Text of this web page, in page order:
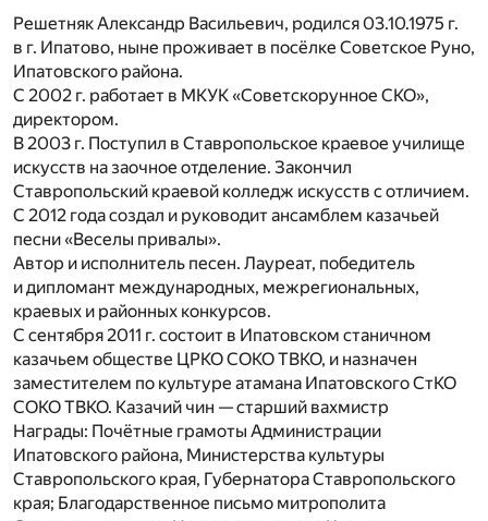
Решетняк Александр Васильевич, родился 03.10.1975 г.
в г. Ипатово, ныне проживает в посёлке Советское Руно,
Ипатовского района.
С 2002 г. работает в МКУК «Советскорунное СКО»,
директором.
В 2003 г. Поступил в Ставропольское краевое училище
искусств на заочное отделение. Закончил
Ставропольский краевой колледж искусств с отличием.
С 2012 года создал и руководит ансамблем казачьей
песни «Веселы привалы».
Автор и исполнитель песен. Лауреат, победитель
и дипломант международных, межрегиональных,
краевых и районных конкурсов.
С сентября 2011 г. состоит в Ипатовском станичном
казачьем обществе ЦРКО СОКО ТВКО, и назначен
заместителем по культуре атамана Ипатовского СтКО
СОКО ТВКО. Казачий чин — старший вахмистр
Награды: Почётные грамоты Администрации
Ипатовского района, Министерства культуры
Ставропольского края, Губернатора Ставропольского
края; Благодарственное письмо митрополита